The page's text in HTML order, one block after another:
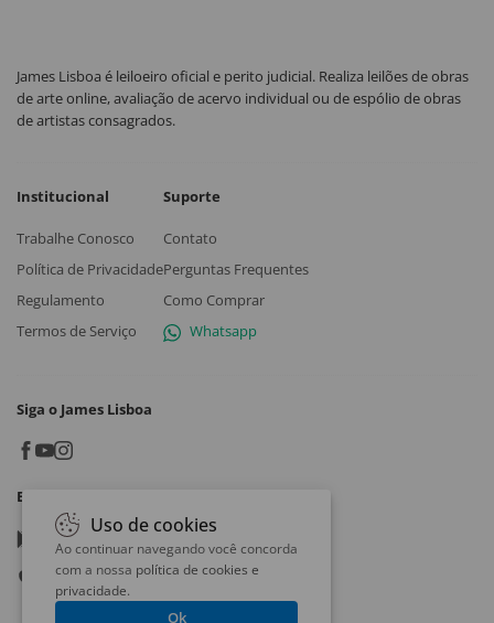
James Lisboa é leiloeiro oficial e perito judicial. Realiza leilões de obras
de arte online, avaliação de acervo individual ou de espólio de obras
de artistas consagrados.
Institucional
Trabalhe Conosco
Política de Privacidade
Regulamento
Termos de Serviço
Suporte
Contato
Perguntas Frequentes
Como Comprar
Whatsapp
Siga o James Lisboa
Baixe o App
Google play
App store
Uso de cookies
Ao continuar navegando você concorda
com a nossa política de cookies e
privacidade.
Ok